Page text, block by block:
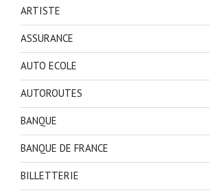
ARTISTE
ASSURANCE
AUTO ECOLE
AUTOROUTES
BANQUE
BANQUE DE FRANCE
BILLETTERIE